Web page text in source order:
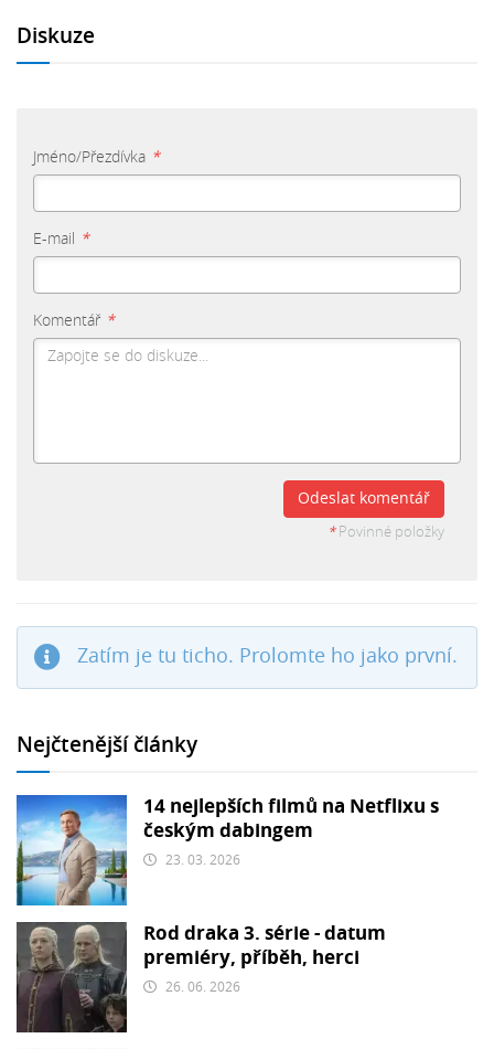
Diskuze
Jméno/Přezdívka *
E-mail *
Komentář *
Odeslat komentář
*Povinné položky
Zatím je tu ticho. Prolomte ho jako první.
Nejčtenější články
14 nejlepších filmů na Netflixu s
českým dabingem
23. 03. 2026
Rod draka 3. série - datum
premiéry, příběh, herci
26. 06. 2026